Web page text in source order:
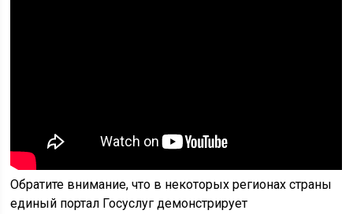
Обратите внимание, что в некоторых регионах страны
единый портал Госуслуг демонстрирует